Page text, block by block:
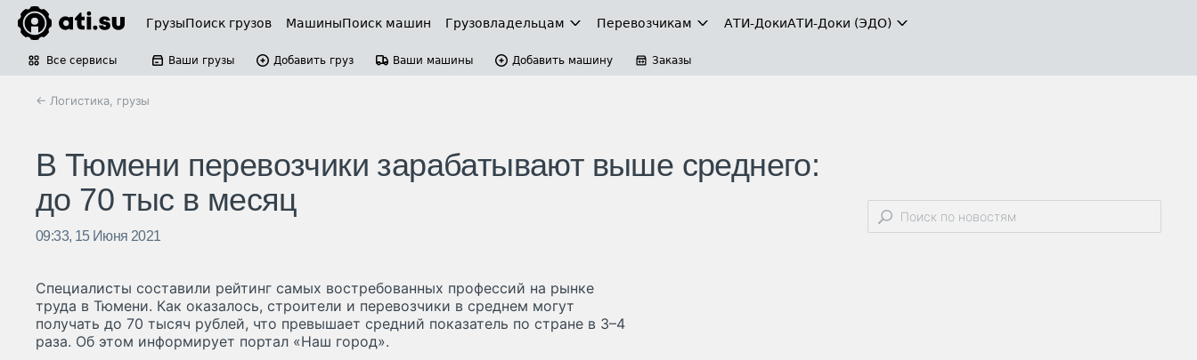
ГрузыПоиск грузов МашиныПоиск машин Грузовладельцам Перевозчикам АТИ-ДокиАТИ-Доки (ЭДО)
Все сервисы Ваши грузы Добавить груз Ваши машины Добавить машину Заказы
← Логистика, грузы
В Тюмени перевозчики зарабатывают выше среднего:
до 70 тыс в месяц
09:33, 15 Июня 2021
Специалисты составили рейтинг самых востребованных профессий на рынке
труда в Тюмени. Как оказалось, строители и перевозчики в среднем могут
получать до 70 тысяч рублей, что превышает средний показатель по стране в 3–4
раза. Об этом информирует портал «Наш город».